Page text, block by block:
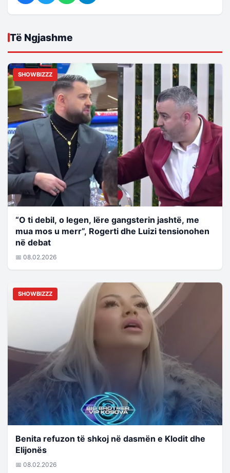
Të Ngjashme
SHOWBIZZZ
“O ti debil, o legen, lëre gangsterin jashtë, me
mua mos u merr”, Rogerti dhe Luizi tensionohen
në debat
📅 08.02.2026
SHOWBIZZZ
Benita refuzon të shkoj në dasmën e Klodit dhe
Elijonës
📅 08.02.2026